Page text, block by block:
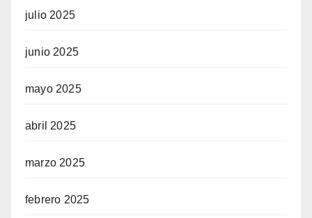
julio 2025
junio 2025
mayo 2025
abril 2025
marzo 2025
febrero 2025